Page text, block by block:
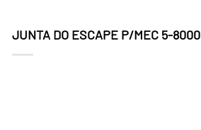
JUNTA DO ESCAPE P/MEC 5-8000